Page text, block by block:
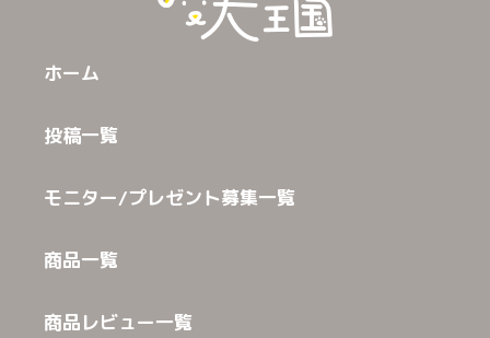
ホーム
投稿一覧
モニター/プレゼント募集一覧
商品一覧
商品レビュー一覧